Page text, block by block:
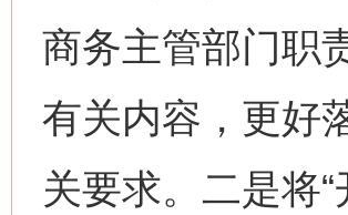
商务主管部门职
有关内容，更好
关要求。二是将